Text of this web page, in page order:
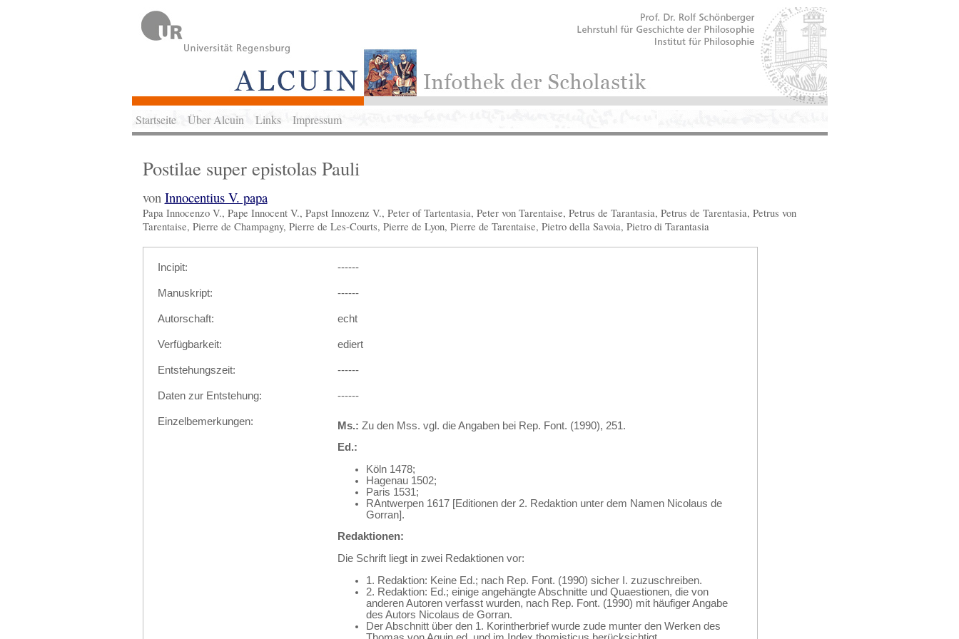
Startseite Über Alcuin Links Impressum
Postilae super epistolas Pauli
von Innocentius V. papa
Papa Innocenzo V., Pape Innocent V., Papst Innozenz V., Peter of Tartentasia, Peter von Tarentaise, Petrus de Tarantasia, Petrus de Tarentasia, Petrus von
Tarentaise, Pierre de Champagny, Pierre de Les-Courts, Pierre de Lyon, Pierre de Tarentaise, Pietro della Savoia, Pietro di Tarantasia
Incipit: ------
Manuskript: ------
Autorschaft: echt
Verfügbarkeit: ediert
Entstehungszeit: ------
Daten zur Entstehung: ------
Einzelbemerkungen: Ms.: Zu den Mss. vgl. die Angaben bei Rep. Font. (1990), 251.
Ed.:
Köln 1478;
Hagenau 1502;
Paris 1531;
RAntwerpen 1617 [Editionen der 2. Redaktion unter dem Namen Nicolaus de
Gorran].
Redaktionen:
Die Schrift liegt in zwei Redaktionen vor:
1. Redaktion: Keine Ed.; nach Rep. Font. (1990) sicher I. zuzuschreiben.
2. Redaktion: Ed.; einige angehängte Abschnitte und Quaestionen, die von
anderen Autoren verfasst wurden, nach Rep. Font. (1990) mit häufiger Angabe
des Autors Nicolaus de Gorran.
Der Abschnitt über den 1. Korintherbrief wurde zude munter den Werken des